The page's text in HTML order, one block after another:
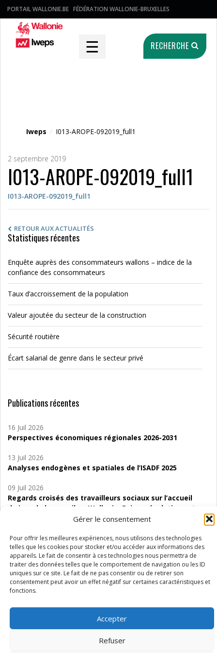
Gérer le consentement
Pour offrir les meilleures expériences, nous utilisons des technologies
telles que les cookies pour stocker et/ou accéder aux informations des
appareils. Le fait de consentir à ces technologies nous permettra de
traiter des données telles que le comportement de navigation ou les ID
uniques sur ce site. Le fait de ne pas consentir ou de retirer son
consentement peut avoir un effet négatif sur certaines caractéristiques et
fonctions.
Accepter
Refuser
PORTAIL WALLONIE.BE FÉDÉRATION WALLONIE-BRUXELLES
☰ RECHERCHE
Iweps / I013-AROPE-092019_full1
2 septembre 2019
I013-AROPE-092019_full1
I013-AROPE-092019_full1
RETOUR AUX ACTUALITÉS
Statistiques récentes
Enquête auprès des consommateurs wallons – indice de la
confiance des consommateurs
Taux d’accroissement de la population
Valeur ajoutée du secteur de la construction
Sécurité routière
Écart salarial de genre dans le secteur privé
Publications récentes
16 Juil 2026
Perspectives économiques régionales 2026-2031
13 Juil 2026
Analyses endogènes et spatiales de l’ISADF 2025
09 Juil 2026
Regards croisés des travailleurs sociaux sur l’accueil
de jour de bas seuil en Wallonie. Enjeux, évolutions et
06 Juil 2026
Étude d’évaluabilité des Structures
d’accompagnement à l’autocréation d’emploi (SAACE)
01 Juil 2026
Pénurie du personnel infirmier :quels indicateurs
Wallonie ?